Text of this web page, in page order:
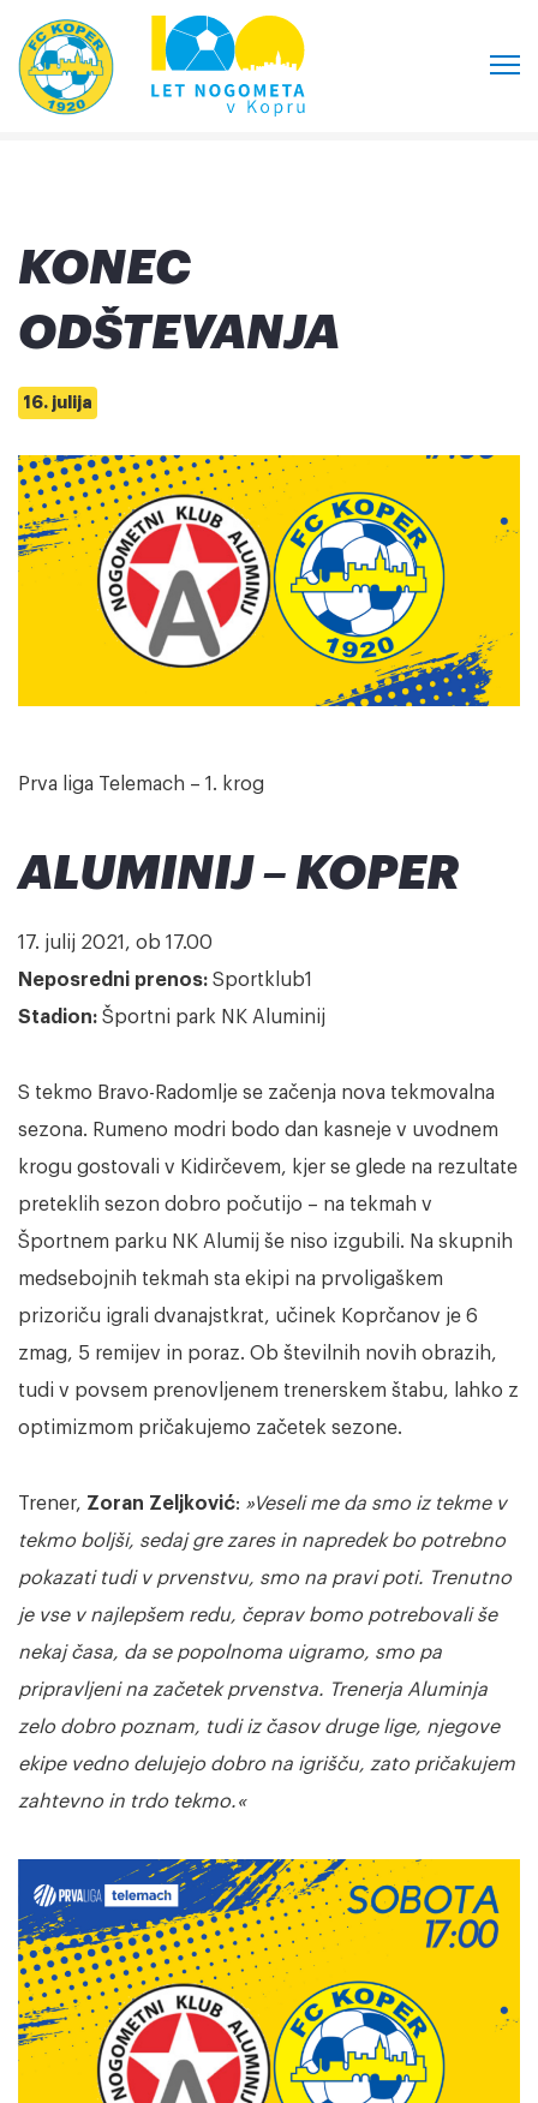
KONEC
ODŠTEVANJA
16. julija
Prva liga Telemach – 1. krog
ALUMINIJ – KOPER
17. julij 2021, ob 17.00
Neposredni prenos: Sportklub1
Stadion: Športni park NK Aluminij
S tekmo Bravo-Radomlje se začenja nova tekmovalna
sezona. Rumeno modri bodo dan kasneje v uvodnem
krogu gostovali v Kidirčevem, kjer se glede na rezultate
preteklih sezon dobro počutijo – na tekmah v
Športnem parku NK Alumij še niso izgubili. Na skupnih
medsebojnih tekmah sta ekipi na prvoligaškem
prizoriču igrali dvanajstkrat, učinek Koprčanov je 6
zmag, 5 remijev in poraz. Ob številnih novih obrazih,
tudi v povsem prenovljenem trenerskem štabu, lahko z
optimizmom pričakujemo začetek sezone.
Trener, Zoran Zeljković: »Veseli me da smo iz tekme v
tekmo boljši, sedaj gre zares in napredek bo potrebno
pokazati tudi v prvenstvu, smo na pravi poti. Trenutno
je vse v najlepšem redu, čeprav bomo potrebovali še
nekaj časa, da se popolnoma uigramo, smo pa
pripravljeni na začetek prvenstva. Trenerja Aluminja
zelo dobro poznam, tudi iz časov druge lige, njegove
ekipe vedno delujejo dobro na igrišču, zato pričakujem
zahtevno in trdo tekmo.«